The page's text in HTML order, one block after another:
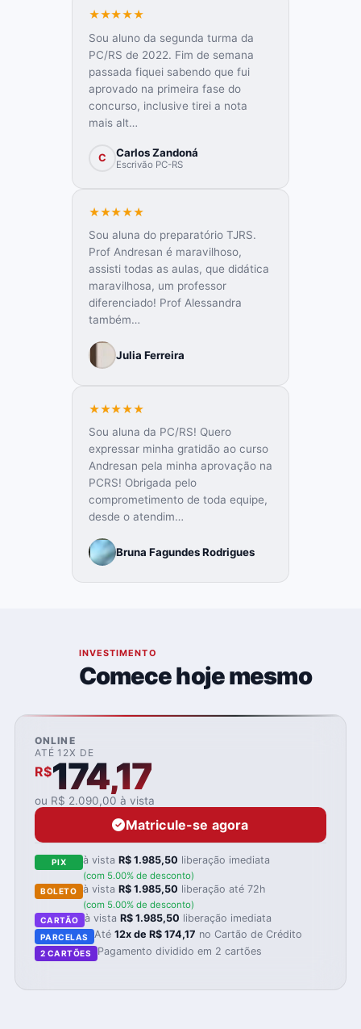
★★★★★
Sou aluno da segunda turma da
PC/RS de 2022. Fim de semana
passada fiquei sabendo que fui
aprovado na primeira fase do
concurso, inclusive tirei a nota
mais alt…
C Carlos Zandoná
Escrivão PC-RS
★★★★★
Sou aluna do preparatório TJRS.
Prof Andresan é maravilhoso,
assisti todas as aulas, que didática
maravilhosa, um professor
diferenciado! Prof Alessandra
também…
Julia Ferreira
★★★★★
Sou aluna da PC/RS! Quero
expressar minha gratidão ao curso
Andresan pela minha aprovação na
PCRS! Obrigada pelo
comprometimento de toda equipe,
desde o atendim…
Bruna Fagundes Rodrigues
INVESTIMENTO
Comece hoje mesmo
ONLINE
ATÉ 12X DE
R$174,17
ou R$ 2.090,00 à vista
Matricule-se agora
PIX à vistaR$ 1.985,50 liberação imediata
(com 5.00% de desconto)
BOLETO à vistaR$ 1.985,50 liberação até 72h
(com 5.00% de desconto)
CARTÃO à vista R$ 1.985,50 liberação imediata
PARCELAS Até12x de R$ 174,17 no Cartão de Crédito
2 CARTÕES Pagamento dividido em 2 cartões